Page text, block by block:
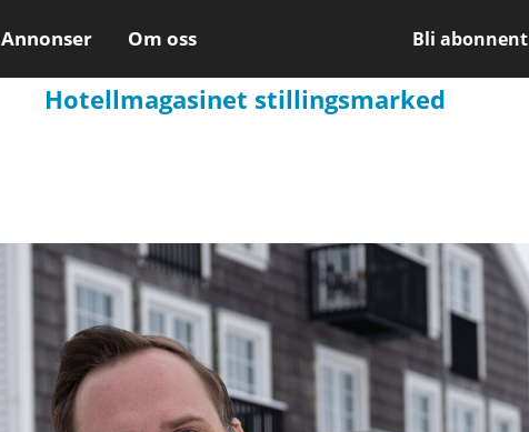
Annonser Om oss Bli abonnent
Hotellmagasinet stillingsmarked